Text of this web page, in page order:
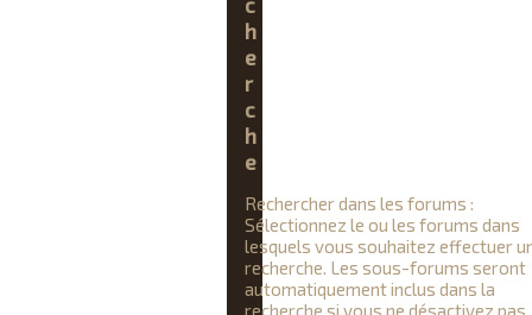
h
e
r
c
h
e
Rechercher dans les forums :
Sélectionnez le ou les forums dans
lesquels vous souhaitez effectuer
recherche. Les sous-forums seront
automatiquement inclus dans la
recherche si vous ne désactivez pas